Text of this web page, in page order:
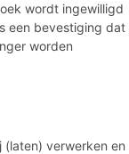
wordt ingewilligd
een bevestiging dat
worden
verwerken en